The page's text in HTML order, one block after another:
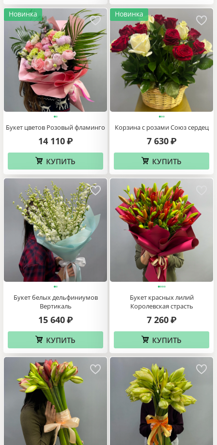
Новинка
Букет цветов Розовый фламинго
14 110 ₽
КУПИТЬ
Новинка
Корзина с розами Союз сердец
7 630 ₽
КУПИТЬ
Букет белых дельфиниумов
Вертикаль
15 640 ₽
КУПИТЬ
Букет красных лилий
Королевская страсть
7 260 ₽
КУПИТЬ